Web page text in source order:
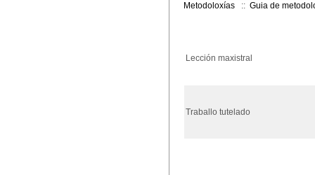
Metodoloxías
:: Guia de
Lección maxistral
Traballo tutelado